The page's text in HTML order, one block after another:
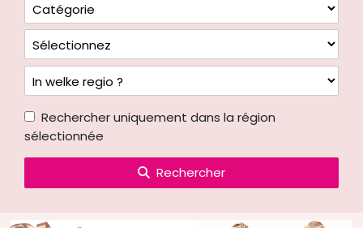
Rechercher uniquement dans la région
sélectionnée
Rechercher